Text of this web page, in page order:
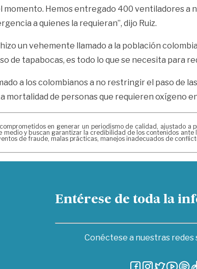
Hemos entregado 400 ventiladores a
a quienes la requieran”, dijo Ruiz.
un vehemente llamado a la población
de tapabocas, es todo lo que se necesita para
a los colombianos a no restringir el paso de
mortalidad de personas que requieren oxígeno
comprometidos en generar un periodismo de calidad,
medio y buscan garantizar la credibilidad de los contenidos
de fraude, malas prácticas, manejos inadecuados de
Entérese de toda la
Conéctese a nuestras redes